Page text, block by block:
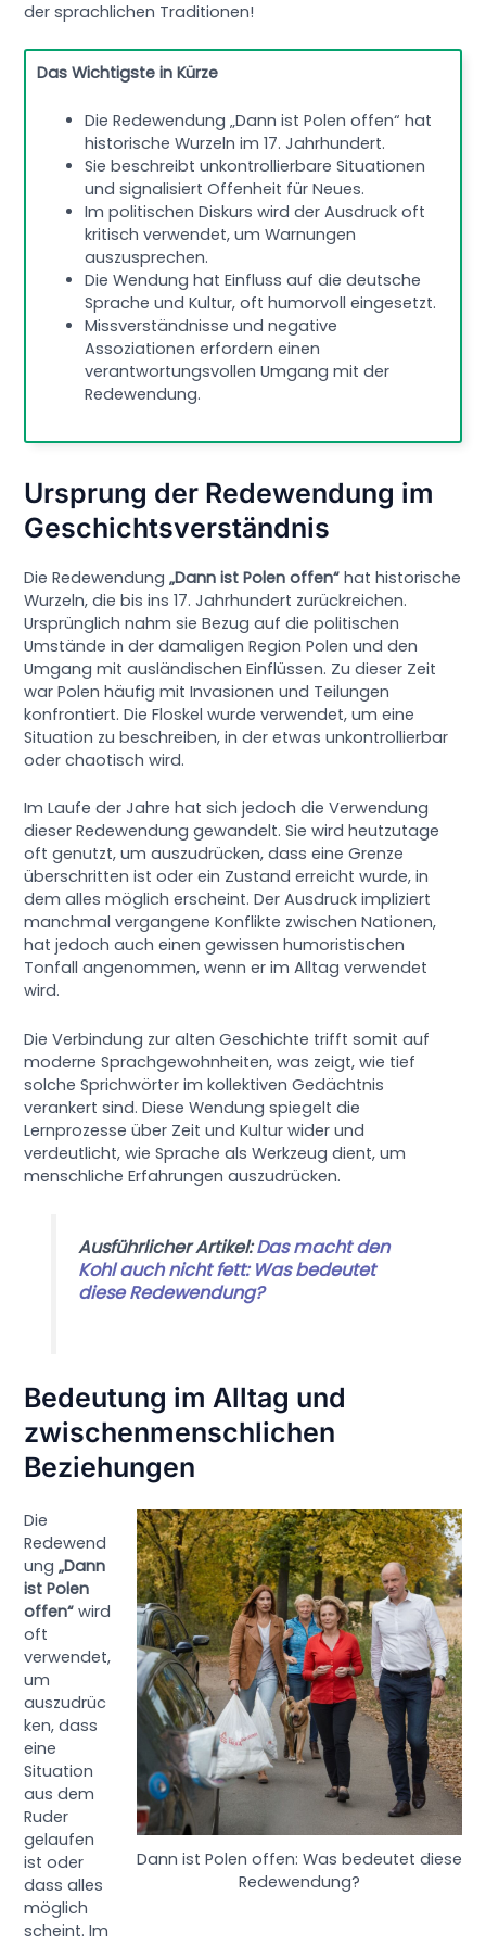
der sprachlichen Traditionen!
Das Wichtigste in Kürze
Die Redewendung „Dann ist Polen offen“ hat
historische Wurzeln im 17. Jahrhundert.
Sie beschreibt unkontrollierbare Situationen
und signalisiert Offenheit für Neues.
Im politischen Diskurs wird der Ausdruck oft
kritisch verwendet, um Warnungen
auszusprechen.
Die Wendung hat Einfluss auf die deutsche
Sprache und Kultur, oft humorvoll eingesetzt.
Missverständnisse und negative
Assoziationen erfordern einen
verantwortungsvollen Umgang mit der
Redewendung.
Ursprung der Redewendung im
Geschichtsverständnis
Die Redewendung„Dann ist Polen offen“ hat historische
Wurzeln, die bis ins 17. Jahrhundert zurückreichen.
Ursprünglich nahm sie Bezug auf die politischen
Umstände in der damaligen Region Polen und den
Umgang mit ausländischen Einflüssen. Zu dieser Zeit
war Polen häufig mit Invasionen und Teilungen
konfrontiert. Die Floskel wurde verwendet, um eine
Situation zu beschreiben, in der etwas unkontrollierbar
oder chaotisch wird.
Im Laufe der Jahre hat sich jedoch die Verwendung
dieser Redewendung gewandelt. Sie wird heutzutage
oft genutzt, um auszudrücken, dass eine Grenze
überschritten ist oder ein Zustand erreicht wurde, in
dem alles möglich erscheint. Der Ausdruck impliziert
manchmal vergangene Konflikte zwischen Nationen,
hat jedoch auch einen gewissen humoristischen
Tonfall angenommen, wenn er im Alltag verwendet
wird.
Die Verbindung zur alten Geschichte trifft somit auf
moderne Sprachgewohnheiten, was zeigt, wie tief
solche Sprichwörter im kollektiven Gedächtnis
verankert sind. Diese Wendung spiegelt die
Lernprozesse über Zeit und Kultur wider und
verdeutlicht, wie Sprache als Werkzeug dient, um
menschliche Erfahrungen auszudrücken.
Ausführlicher Artikel:Das macht den
Kohl auch nicht fett: Was bedeutet
diese Redewendung?
Bedeutung im Alltag und
zwischenmenschlichen
Beziehungen
Dann ist Polen offen: Was bedeutet diese
Redewendung?
Die
Redewend
ung„Dann
ist Polen
offen“ wird
oft
verwendet,
um
auszudrüc
ken, dass
eine
Situation
aus dem
Ruder
gelaufen
ist oder
dass alles
möglich
scheint. Im